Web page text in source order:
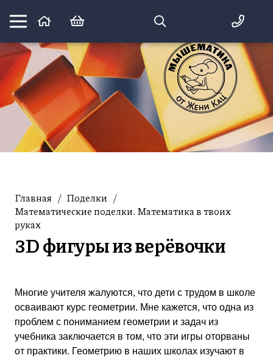
Математика вприпрыжку:
идеи и игры для детей и их родителей
Главная / Поделки /
Математические поделки. Математика в твоих
руках
3D фигуры из верёвочки
Многие учителя жалуются, что дети с трудом в школе
осваивают курс геометрии. Мне кажется, что одна из
проблем с пониманием геометрии и задач из
учебника заключается в том, что эти игры оторваны
от практики. Геометрию в наших школах изучают в